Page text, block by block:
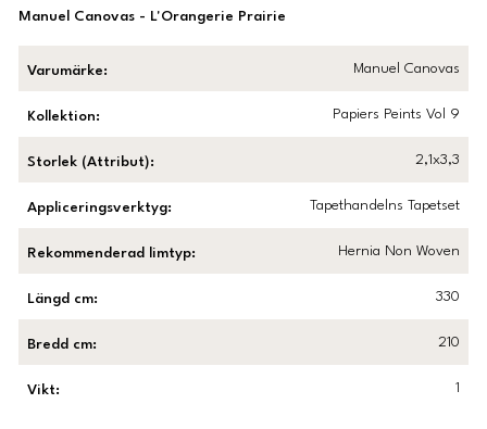
Manuel Canovas - L'Orangerie Prairie
Varumärke: Manuel Canovas
Kollektion: Papiers Peints Vol 9
Storlek (Attribut): 2,1x3,3
Appliceringsverktyg: Tapethandelns Tapetset
Rekommenderad limtyp: Hernia Non Woven
Längd cm: 330
Bredd cm: 210
Vikt: 1